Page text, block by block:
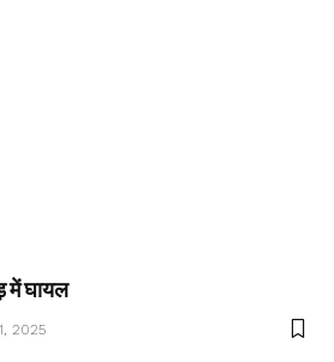
में घायल
2025